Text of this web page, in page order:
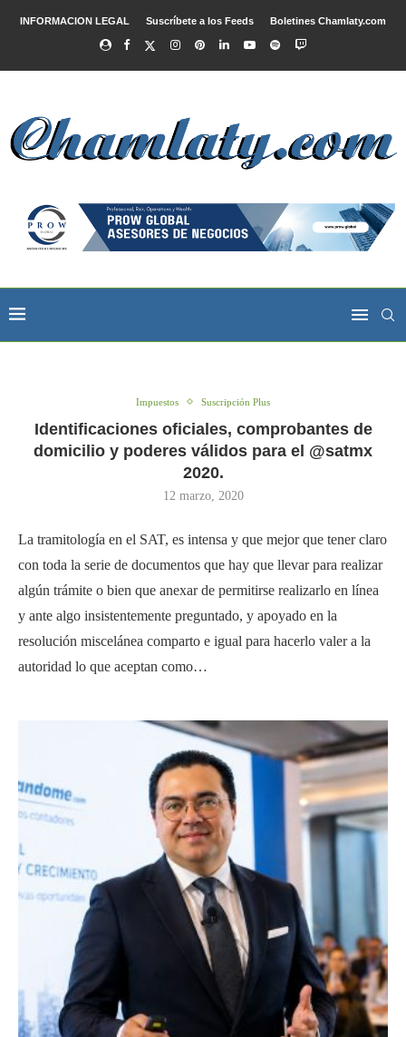
INFORMACION LEGAL Suscríbete a los Feeds Boletines Chamlaty.com
Impuestos Suscripción Plus
Identificaciones oficiales, comprobantes de
domicilio y poderes válidos para el @satmx
2020.
12 marzo, 2020
La tramitología en el SAT, es intensa y que mejor que tener claro
con toda la serie de documentos que hay que llevar para realizar
algún trámite o bien que anexar de permitirse realizarlo en línea
y ante algo insistentemente preguntado, y apoyado en la
resolución miscelánea comparto e igual para hacerlo valer a la
autoridad lo que aceptan como…